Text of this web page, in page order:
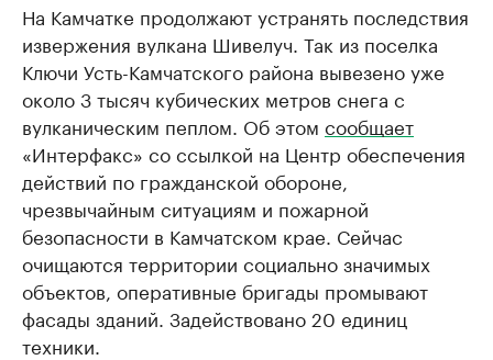
На Камчатке продолжают устранять последствия
извержения вулкана Шивелуч. Так из поселка
Ключи Усть-Камчатского района вывезено уже
около 3 тысяч кубических метров снега с
вулканическим пеплом. Об этом сообщает
«Интерфакс» со ссылкой на Центр обеспечения
действий по гражданской обороне,
чрезвычайным ситуациям и пожарной
безопасности в Камчатском крае. Сейчас
очищаются территории социально значимых
объектов, оперативные бригады промывают
фасады зданий. Задействовано 20 единиц
техники.